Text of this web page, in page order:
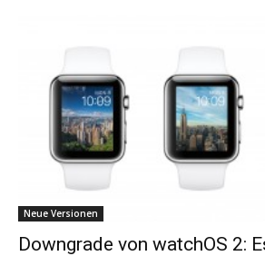
Neue Versionen
Downgrade von watchOS 2: